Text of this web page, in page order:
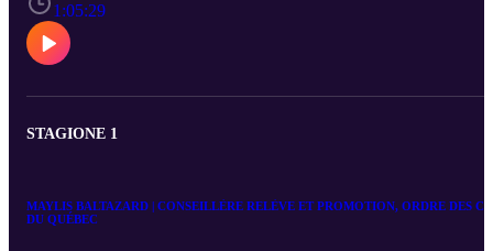
1:05:29
STAGIONE 1
MAYLIS BALTAZARD | CONSEILLÈRE RELÈVE ET PROMOTION, ORDRE DES
DU QUÉBEC